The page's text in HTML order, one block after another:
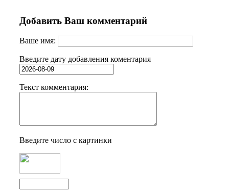
Добавить Ваш комментарий
Ваше имя:
Введите дату добавления коментария
Текст комментария:
Введите число с картинки